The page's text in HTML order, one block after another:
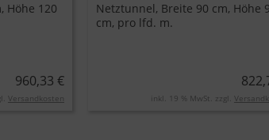
Höhe 120
960,33 €
Versandkosten
Netztunnel, Breite 90 cm, Höhe
cm, pro lfd. m.
inkl. 19 % MwSt. zzgl.